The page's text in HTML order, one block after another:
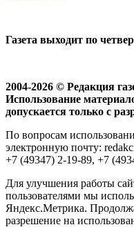
Газета выходит по
2004-2026 © Редакция
Использование
допускается только с
По вопросам
электронную почту:
+7 (49347) 2-19-89, +7
Для улучшения работы
пользователями мы
Яндекс.Метрика.
разрешение на